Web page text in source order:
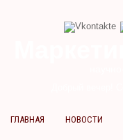
ГЛАВНАЯ НОВОСТИ